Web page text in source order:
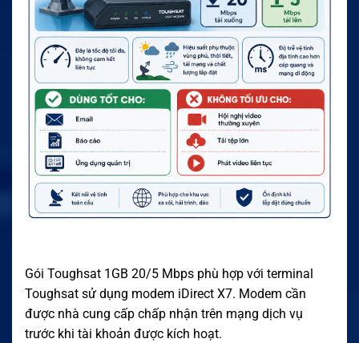
Gói Toughsat 1GB 20/5 Mbps phù hợp với terminal
Toughsat sử dụng modem iDirect X7. Modem cần
được nhà cung cấp chấp nhận trên mạng dịch vụ
trước khi tài khoản được kích hoạt.